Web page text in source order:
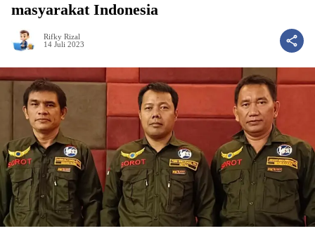
masyarakat Indonesia
Rifky Rizal
14 Juli 2023